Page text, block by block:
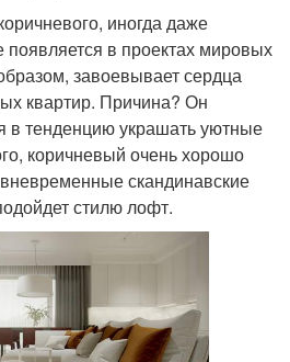
иногда даже
появляется в проектах мировых
завоевывает сердца
квартир. Причина? Он
в тенденцию украшать уютные
коричневый очень хорошо
скандинавские
стилю лофт.